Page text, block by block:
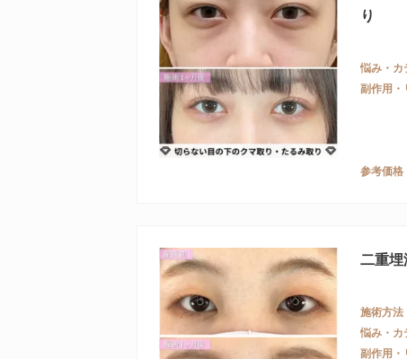
り
悩み・カ
副作用・
参考価格
二重埋
施術方法
悩み・カ
副作用・